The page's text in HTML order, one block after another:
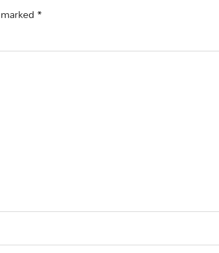
*